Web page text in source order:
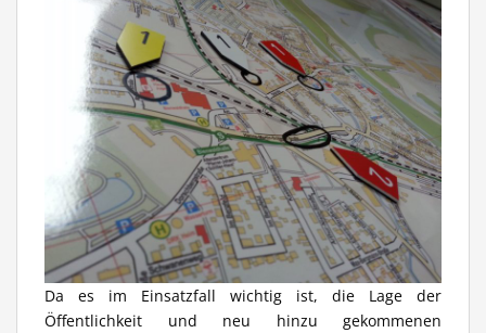
Da es im Einsatzfall wichtig ist, die Lage der
Öffentlichkeit und neu hinzu gekommenen